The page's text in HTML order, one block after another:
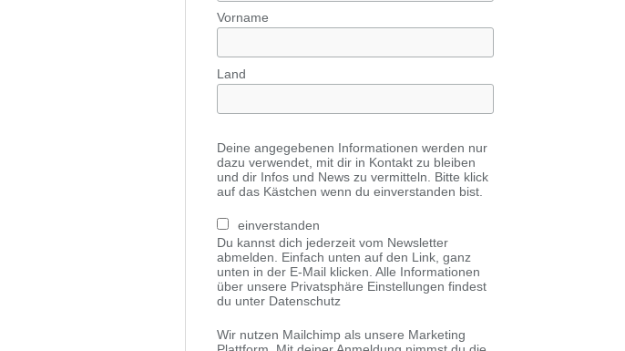
Vorname
Land
Deine angegebenen Informationen werden nur
dazu verwendet, mit dir in Kontakt zu bleiben
und dir Infos und News zu vermitteln. Bitte klick
auf das Kästchen wenn du einverstanden bist.
einverstanden
Du kannst dich jederzeit vom Newsletter
abmelden. Einfach unten auf den Link, ganz
unten in der E-Mail klicken. Alle Informationen
über unsere Privatsphäre Einstellungen findest
du unter Datenschutz
Wir nutzen Mailchimp als unsere Marketing